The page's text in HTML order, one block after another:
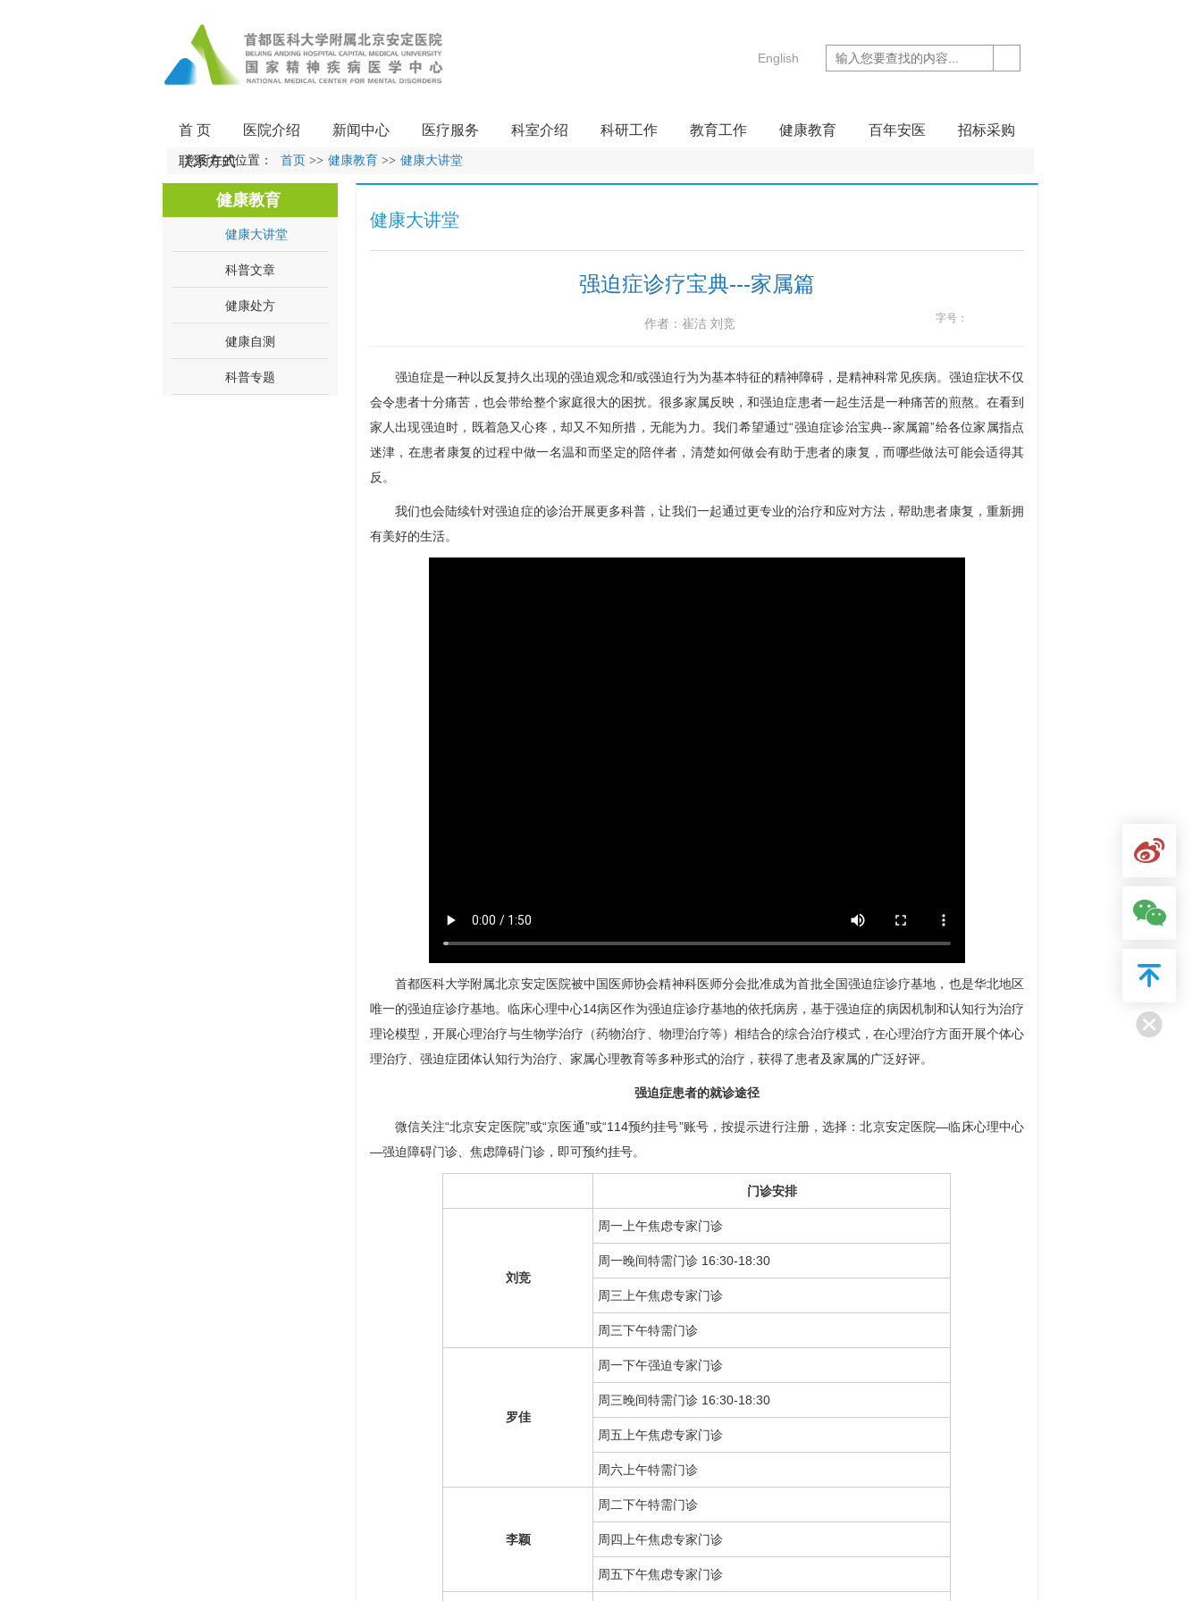
English
首 页 医院介绍 新闻中心 医疗服务 科室介绍 科研工作 教育工作 健康教育 百年安医 招标采购
联系方式
您所在的位置： 首页 >> 健康教育 >> 健康大讲堂
健康教育
健康大讲堂
科普文章
健康处方
健康自测
科普专题
健康大讲堂
强迫症诊疗宝典---家属篇
作者：崔洁 刘竞 字号：
强迫症是一种以反复持久出现的强迫观念和/或强迫行为为基本特征的精神障碍，是精神科常见疾病。强迫症状不仅
会令患者十分痛苦，也会带给整个家庭很大的困扰。很多家属反映，和强迫症患者一起生活是一种痛苦的煎熬。在看到
家人出现强迫时，既着急又心疼，却又不知所措，无能为力。我们希望通过“强迫症诊治宝典--家属篇”给各位家属指点
迷津，在患者康复的过程中做一名温和而坚定的陪伴者，清楚如何做会有助于患者的康复，而哪些做法可能会适得其
反。
我们也会陆续针对强迫症的诊治开展更多科普，让我们一起通过更专业的治疗和应对方法，帮助患者康复，重新拥
有美好的生活。
首都医科大学附属北京安定医院被中国医师协会精神科医师分会批准成为首批全国强迫症诊疗基地，也是华北地区
唯一的强迫症诊疗基地。临床心理中心14病区作为强迫症诊疗基地的依托病房，基于强迫症的病因机制和认知行为治疗
理论模型，开展心理治疗与生物学治疗（药物治疗、物理治疗等）相结合的综合治疗模式，在心理治疗方面开展个体心
理治疗、强迫症团体认知行为治疗、家属心理教育等多种形式的治疗，获得了患者及家属的广泛好评。
强迫症患者的就诊途径
微信关注“北京安定医院”或“京医通”或“114预约挂号”账号，按提示进行注册，选择：北京安定医院—临床心理中心
—强迫障碍门诊、焦虑障碍门诊，即可预约挂号。
门诊安排
刘竞
周一上午焦虑专家门诊
周一晚间特需门诊 16:30-18:30
周三上午焦虑专家门诊
周三下午特需门诊
罗佳
周一下午强迫专家门诊
周三晚间特需门诊 16:30-18:30
周五上午焦虑专家门诊
周六上午特需门诊
李颖
周二下午特需门诊
周四上午焦虑专家门诊
周五下午焦虑专家门诊